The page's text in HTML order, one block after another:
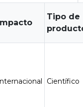
Tipo de
Científico